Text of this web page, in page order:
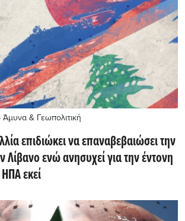
Άμυνα & Γεωπολιτική
επιδιώκει να επαναβεβαιώσει την
Λίβανο ενώ ανησυχεί για την έντονη
εκεί